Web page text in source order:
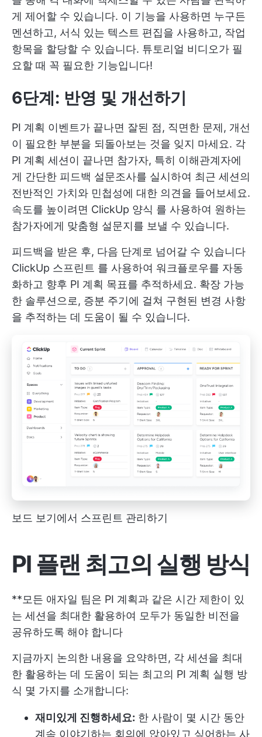
게 제어할 수 있습니다. 이 기능을 사용하면 누구든
멘션하고, 서식 있는 텍스트 편집을 사용하고, 작업
항목을 할당할 수 있습니다. 튜토리얼 비디오가 필
요할 때 꼭 필요한 기능입니다!
6단계: 반영 및 개선하기
PI 계획 이벤트가 끝나면 잘된 점, 직면한 문제, 개선
이 필요한 부분을 되돌아보는 것을 잊지 마세요. 각
PI 계획 세션이 끝나면 참가자, 특히 이해관계자에
게 간단한 피드백 설문조사를 실시하여 최근 세션의
전반적인 가치와 민첩성에 대한 의견을 들어보세요.
속도를 높이려면 ClickUp 양식 를 사용하여 원하는
참가자에게 맞춤형 설문지를 보낼 수 있습니다.
피드백을 받은 후, 다음 단계로 넘어갈 수 있습니다
ClickUp 스프린트 를 사용하여 워크플로우를 자동
화하고 향후 PI 계획 목표를 추적하세요. 확장 가능
한 솔루션으로, 증분 주기에 걸쳐 구현된 변경 사항
을 추적하는 데 도움이 될 수 있습니다.
보드 보기에서 스프린트 관리하기
PI 플랜 최고의 실행 방식
**모든 애자일 팀은 PI 계획과 같은 시간 제한이 있
는 세션을 최대한 활용하여 모두가 동일한 비전을
공유하도록 해야 합니다
지금까지 논의한 내용을 요약하면, 각 세션을 최대
한 활용하는 데 도움이 되는 최고의 PI 계획 실행 방
식 몇 가지를 소개합니다:
재미있게 진행하세요: 한 사람이 몇 시간 동안
계속 이야기하는 회의에 앉아있고 싶어하는 사